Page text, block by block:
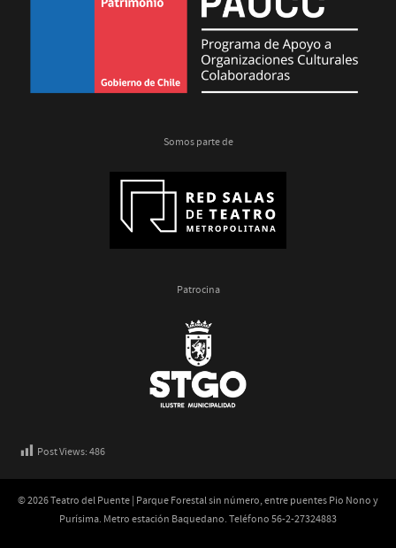
Somos parte de
Patrocina
Post Views:486
© 2026 Teatro del Puente | Parque Forestal sin número, entre puentes Pio Nono y
Purísima. Metro estación Baquedano. Teléfono 56-2-27324883